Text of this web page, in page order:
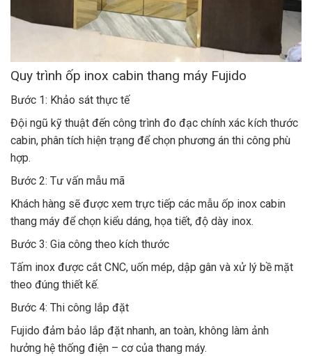
Quy trình ốp inox cabin thang máy Fujido
Bước 1: Khảo sát thực tế
Đội ngũ kỹ thuật đến công trình đo đạc chính xác kích thước
cabin, phân tích hiện trạng để chọn phương án thi công phù
hợp.
Bước 2: Tư vấn mẫu mã
Khách hàng sẽ được xem trực tiếp các mẫu ốp inox cabin
thang máy để chọn kiểu dáng, họa tiết, độ dày inox.
Bước 3: Gia công theo kích thước
Tấm inox được cắt CNC, uốn mép, dập gân và xử lý bề mặt
theo đúng thiết kế.
Bước 4: Thi công lắp đặt
Fujido đảm bảo lắp đặt nhanh, an toàn, không làm ảnh
hưởng hệ thống điện – cơ của thang máy.